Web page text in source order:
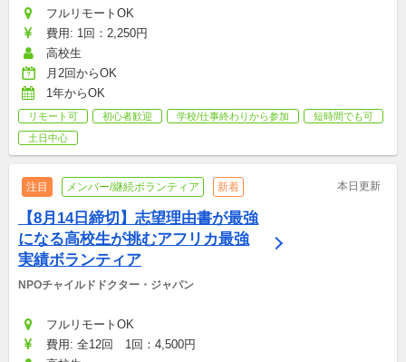
フルリモートOK
費用: 1回：2,250円
高校生
月2回からOK
1年からOK
リモート可 初心者歓迎 学校/仕事終わりから参加
短時間でも可
土日中心
注目 メンバー/継続ボランティア 新着 本日更新
【8月14日締切】志望理由書が最強
になる高校生が挑むアフリカ最強
実績ボランティア
NPOチャイルドドクター・ジャパン
フルリモートOK
費用: 全12回　1回：4,500円